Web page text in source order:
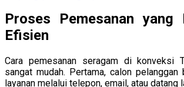
Proses Pemesanan yang
Efisien
Cara pemesanan seragam di konveksi
sangat mudah. Pertama, calon pelanggan
layanan melalui telepon, email, atau datang